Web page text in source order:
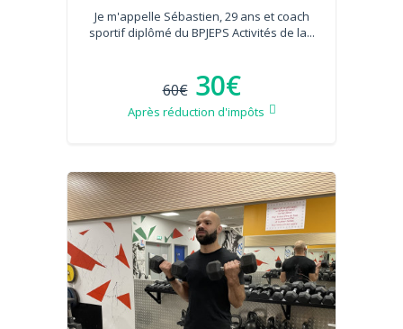
Je m'appelle Sébastien, 29 ans et coach
sportif diplômé du BPJEPS Activités de la...
60€ 30€
Après réduction d'impôts